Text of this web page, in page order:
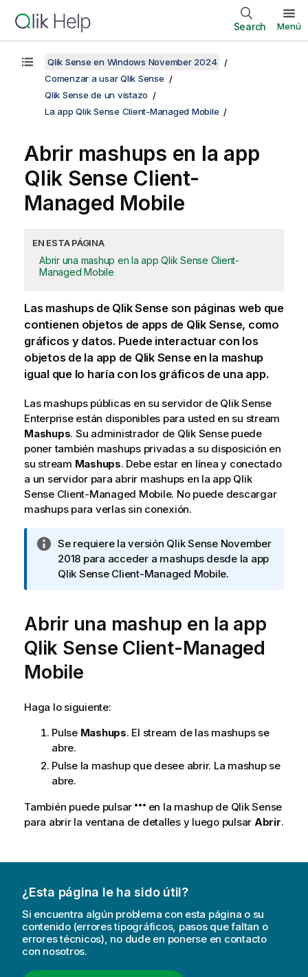
Search Menú
Qlik Sense en Windows November 2024
Comenzar a usar Qlik Sense
Qlik Sense de un vistazo
La app Qlik Sense Client-Managed Mobile
Abrir mashups en la app
Qlik Sense Client-
Managed Mobile
EN ESTA PÁGINA
Abrir una mashup en la app Qlik Sense Client-
Managed Mobile
Las mashups de Qlik Senseson páginas web que
contienen objetos de apps de Qlik Sense, como
gráficos y datos. Puede interactuar con los
objetos de la app de Qlik Senseen la mashup
igual que lo haría con los gráficos de una app.
Las mashups públicas en su servidor de Qlik Sense
Enterpriseestán disponibles para usted en su stream
Mashups. Su administrador de Qlik Sensepuede
poner también mashups privadas a su disposición en
su stream Mashups. Debe estar en línea y conectado
a un servidor para abrir mashups en la app Qlik
Sense Client-Managed Mobile. No puede descargar
mashups para verlas sin conexión.
N
o
t
n
f
o
m
t
v
a
Se requiere la versión Qlik SenseNovember
2018 para acceder a mashups desde la app
Qlik Sense Client-Managed Mobile.
Abrir una mashup en la app
Qlik Sense Client-Managed
Mobile
Haga lo siguiente:
Pulse Mashups. El stream de las mashups se
abre.
Pulse la mashup que desee abrir. La mashup se
abre.
También puede pulsar
en la mashup de Qlik Sense
para abrir la ventana de detalles y luego pulsar Abrir.
¿Esta página le ha sido útil?
Si encuentra algún problema con esta página o su
contenido (errores tipográficos, pasos que faltan o
errores técnicos), no dude en ponerse en contacto
con nosotros.